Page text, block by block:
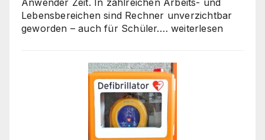
Lebensbereichen sind Rechner unverzichtbar
geworden – auch für Schüler.… Die
Rechner:
Von
Hardware
Online-
Tools
weiterlesen